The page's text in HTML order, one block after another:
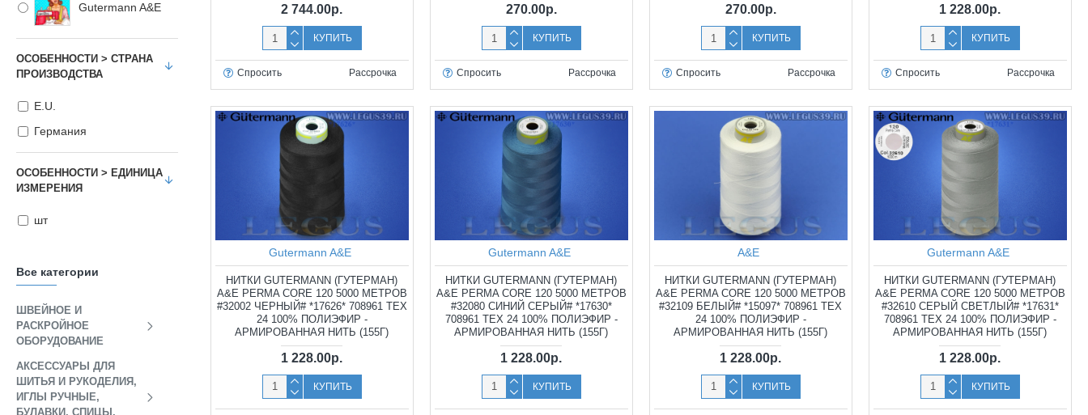
Gutermann A&E
ОСОБЕННОСТИ > СТРАНА
ПРОИЗВОДСТВА
E.U.
Германия
ОСОБЕННОСТИ > ЕДИНИЦА
ИЗМЕРЕНИЯ
шт
Все категории
ШВЕЙНОЕ И
РАСКРОЙНОЕ
ОБОРУДОВАНИЕ
АКСЕССУАРЫ ДЛЯ
ШИТЬЯ И РУКОДЕЛИЯ,
ИГЛЫ РУЧНЫЕ,
БУЛАВКИ, СПИЦЫ,
2 744.00р.
КУПИТЬ
Спросить Рассрочка
270.00р.
КУПИТЬ
Спросить Рассрочка
270.00р.
КУПИТЬ
Спросить Рассрочка
1 228.00р.
КУПИТЬ
Спросить Рассрочка
Gutermann A&E
НИТКИ GUTERMANN (ГУТЕРМАН)
A&E PERMA CORE 120 5000 МЕТРОВ
#32002 ЧЕРНЫЙ# *17626* 708961 TEX
24 100% ПОЛИЭФИР -
АРМИРОВАННАЯ НИТЬ (155Г)
1 228.00р.
КУПИТЬ
Gutermann A&E
НИТКИ GUTERMANN (ГУТЕРМАН)
A&E PERMA CORE 120 5000 МЕТРОВ
#32080 СИНИЙ СЕРЫЙ# *17630*
708961 TEX 24 100% ПОЛИЭФИР -
АРМИРОВАННАЯ НИТЬ (155Г)
1 228.00р.
КУПИТЬ
A&E
НИТКИ GUTERMANN (ГУТЕРМАН)
A&E PERMA CORE 120 5000 МЕТРОВ
#32109 БЕЛЫЙ# *15097* 708961 TEX
24 100% ПОЛИЭФИР -
АРМИРОВАННАЯ НИТЬ (155Г)
1 228.00р.
КУПИТЬ
Gutermann A&E
НИТКИ GUTERMANN (ГУТЕРМАН)
A&E PERMA CORE 120 5000 МЕТРОВ
#32610 СЕРЫЙ СВЕТЛЫЙ# *17631*
708961 TEX 24 100% ПОЛИЭФИР -
АРМИРОВАННАЯ НИТЬ (155Г)
1 228.00р.
КУПИТЬ